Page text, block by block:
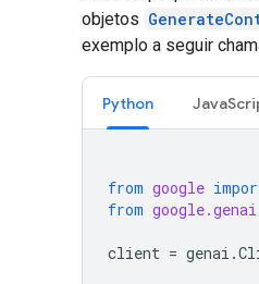
objetos
exemplo a seguir
Python
from google
from google.genai
client = genai .